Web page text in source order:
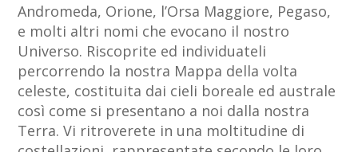
Andromeda, Orione, l’Orsa Maggiore, Pegaso,
e molti altri nomi che evocano il nostro
Universo. Riscoprite ed individuateli
percorrendo la nostra Mappa della volta
celeste, costituita dai cieli boreale ed australe
così come si presentano a noi dalla nostra
Terra. Vi ritroverete in una moltitudine di